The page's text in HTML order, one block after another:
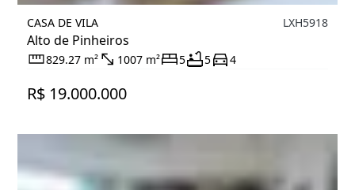
CASA DE VILA
Alto de Pinheiros
LXH5918
829.27 m² 1007 m² 5 5 4
R$ 19.000.000